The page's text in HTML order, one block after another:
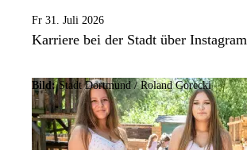
Fr 31. Juli 2026
Karriere bei der Stadt über Instagram
Bild:Stadt Dortmund / Roland Gorecki